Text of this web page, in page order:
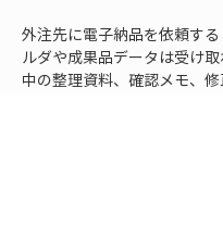
外注先に電子納品を依頼す
ルダや成果品データは受け
中の整理資料、確認メモ、